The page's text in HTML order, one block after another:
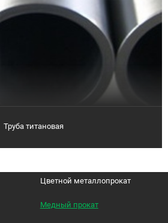
Труба титановая
Цветной металлопрокат
Медный прокат